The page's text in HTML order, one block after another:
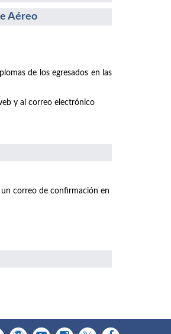
Aéreo
de los egresados en las
y al correo electrónico
correo de confirmación en